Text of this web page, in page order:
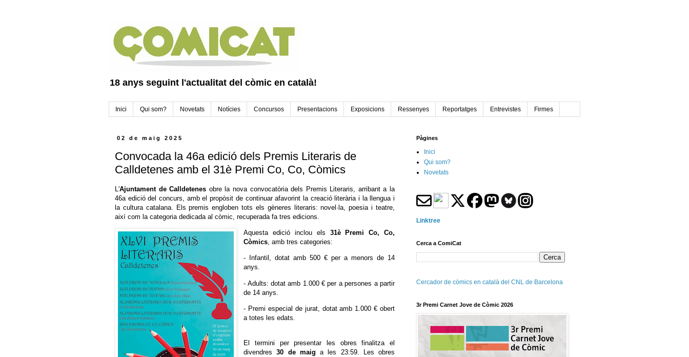
18 anys seguint l'actualitat del còmic en català!
Inici Qui som? Novetats Notícies Concursos Presentacions Exposicions Ressenyes Reportatges Entrevistes Firmes
02 de maig 2025
Convocada la 46a edició dels Premis Literaris de
Calldetenes amb el 31è Premi Co, Co, Còmics
L'Ajuntament de Calldetenes obre la nova convocatòria dels Premis Literaris, arribant a la
46a edició del concurs, amb el propòsit de continuar afavorint la creació literària i la llengua i
la cultura catalana. Els premis engloben tots els gèneres literaris: novel·la, poesia i teatre,
així com la categoria dedicada al còmic, recuperada fa tres edicions.
Aquesta edició inclou els 31è Premi Co, Co,
Còmics, amb tres categories:
- Infantil, dotat amb 500 € per a menors de 14
anys.
- Adults: dotat amb 1.000 € per a persones a partir
de 14 anys.
- Premi especial de jurat, dotat amb 1.000 € obert
a totes les edats.
El termini per presentar les obres finalitza el
divendres30 de maig a les 23:59. Les obres
Pàgines
Inici
Qui som?
Novetats
Linktree
Cerca a ComiCat
Cercador de còmics en català del CNL de Barcelona
3r Premi Carnet Jove de Còmic 2026